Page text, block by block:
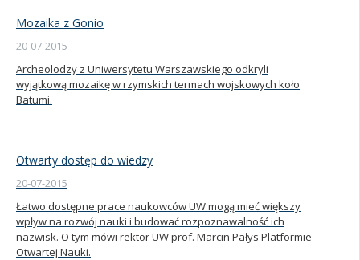
Mozaika z Gonio
20-07-2015
Archeolodzy z Uniwersytetu Warszawskiego odkryli
wyjątkową mozaikę w rzymskich termach wojskowych koło
Batumi.
Otwarty dostęp do wiedzy
20-07-2015
Łatwo dostępne prace naukowców UW mogą mieć większy
wpływ na rozwój nauki i budować rozpoznawalność ich
nazwisk. O tym mówi rektor UW prof. Marcin Pałys Platformie
Otwartej Nauki.